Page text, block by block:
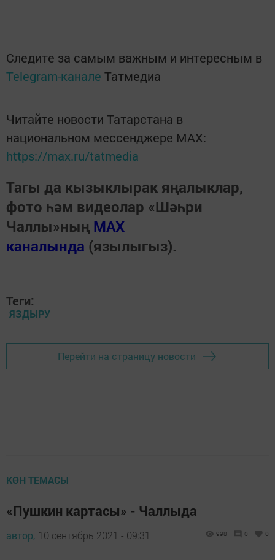
Следите за самым важным и интересным в
Telegram-канале Татмедиа
Читайте новости Татарстана в
национальном мессенджере MАХ:
https://max.ru/tatmedia
Тагы да кызыклырак яңалыклар,
фото һәм видеолар «Шәһри
Чаллы»ның MAX
каналында (язылыгыз).
Теги:
ЯЗДЫРУ
Перейти на страницу новости
КӨН ТЕМАСЫ
«Пушкин картасы» - Чаллыда
автор, 10 сентябрь 2021 - 09:31 998 0 0